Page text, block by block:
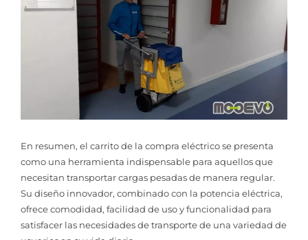
En resumen, el carrito de la compra eléctrico se presenta
como una herramienta indispensable para aquellos que
necesitan transportar cargas pesadas de manera regular.
Su diseño innovador, combinado con la potencia eléctrica,
ofrece comodidad, facilidad de uso y funcionalidad para
satisfacer las necesidades de transporte de una variedad de